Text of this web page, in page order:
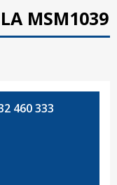
MSM1039
460 333